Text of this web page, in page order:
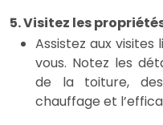
5. Visitez les
Assistez aux
vous. Notez les
de la toiture,
chauffage et